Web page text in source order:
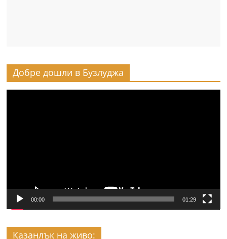
Добре дошли в Бузлуджа
00:00 01:29
Казанлък на живо: